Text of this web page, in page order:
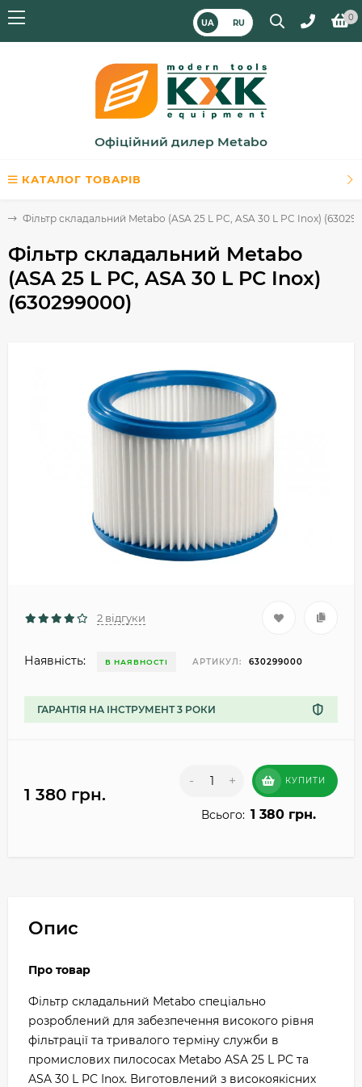
UA RU
0
Офіційний дилер Metabo
КАТАЛОГ ТОВАРІВ
Фільтр складальний Metabo (ASA 25 L PC, ASA 30 L PC Inox)
Фільтр складальний Metabo
(ASA 25 L PC, ASA 30 L PC Inox)
(630299000)
2 відгуки
Наявність: В НАЯВНОСТІ АРТИКУЛ: 630299000
ГАРАНТІЯ НА ІНСТРУМЕНТ 3 РОКИ
1 380 грн.
- + КУПИТИ
Всього: 1 380 грн.
Опис
Про товар
Фільтр складальний Metabo спеціально
розроблений для забезпечення високого рівня
фільтрації та тривалого терміну служби в
промислових пилососах Metabo ASA 25 L PC та
ASA 30 L PC Inox. Виготовлений з високоякісних